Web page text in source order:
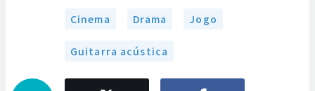
Cinema Drama Jogo
Guitarra acústica